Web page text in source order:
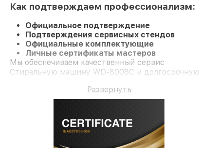
Как подтверждаем профессионализм:
Официальное подтверждение
Подтверждения сервисных стендов
Официальные комплектующие
Личные сертификаты мастеров
Мы обеспечиваем качественный сервис
Стиральную машину WD-8008C и долгосрочную
Развернуть